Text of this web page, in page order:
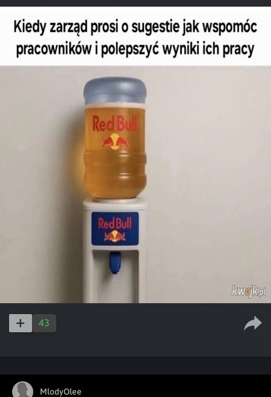
43
MlodyOlee